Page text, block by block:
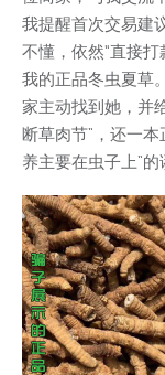
我提醒首次交易建
不懂，依然“直接
我的正品冬虫夏草
家主动找到她，并
断草肉节”，还一
养主要在虫子上”的